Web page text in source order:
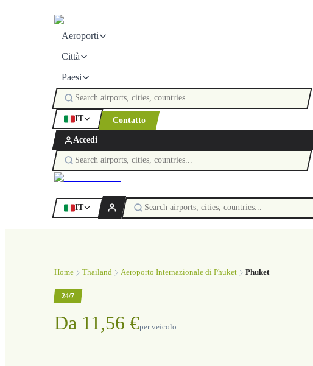
Aeroporti
Città
Paesi
IT Contatto
Accedi
IT
Home Thailand Aeroporto Internazionale di Phuket Phuket
24/7
Da 11,56 €per veicolo